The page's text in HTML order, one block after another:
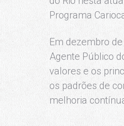
Programa
Em dezembro
Agente Público
valores e os
os padrões de
melhoria